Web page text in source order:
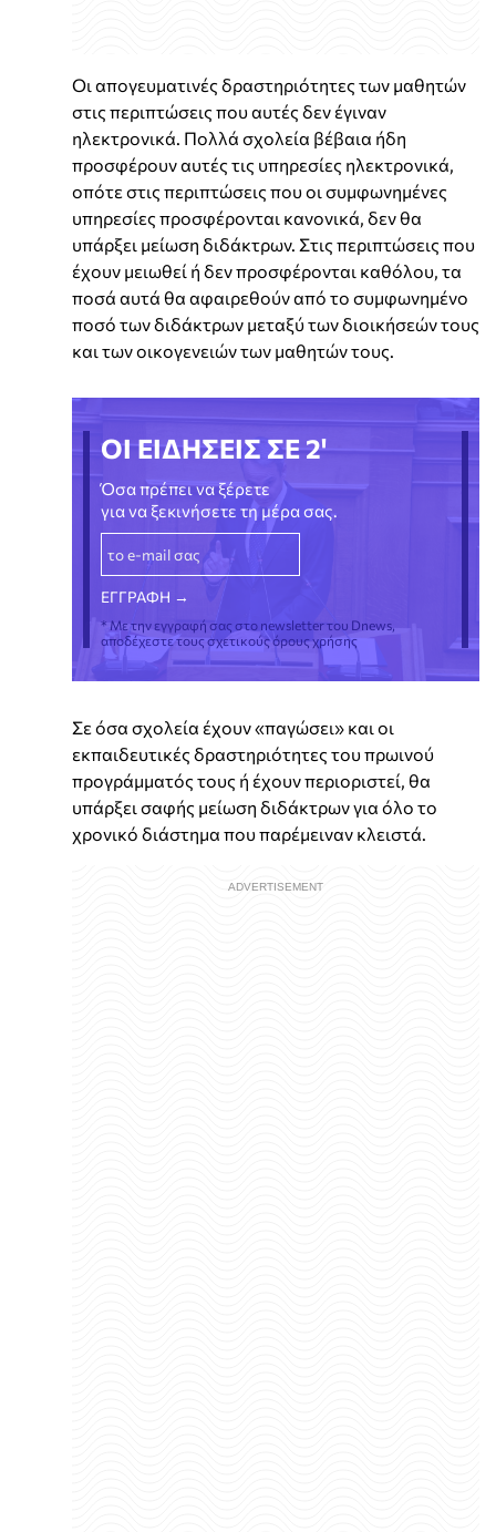
Οι απογευματινές δραστηριότητες των μαθητών
στις περιπτώσεις που αυτές δεν έγιναν
ηλεκτρονικά. Πολλά σχολεία βέβαια ήδη
προσφέρουν αυτές τις υπηρεσίες ηλεκτρονικά,
οπότε στις περιπτώσεις που οι συμφωνημένες
υπηρεσίες προσφέρονται κανονικά, δεν θα
υπάρξει μείωση διδάκτρων. Στις περιπτώσεις που
έχουν μειωθεί ή δεν προσφέρονται καθόλου, τα
ποσά αυτά θα αφαιρεθούν από το συμφωνημένο
ποσό των διδάκτρων μεταξύ των διοικήσεών τους
και των οικογενειών των μαθητών τους.
ΟΙ ΕΙΔΗΣΕΙΣ ΣΕ 2'
Όσα πρέπει να ξέρετε
για να ξεκινήσετε τη μέρα σας.
* Με την εγγραφή σας στο newsletter του Dnews,
αποδέχεστε τους σχετικούς όρους χρήσης
Σε όσα σχολεία έχουν «παγώσει» και οι
εκπαιδευτικές δραστηριότητες του πρωινού
προγράμματός τους ή έχουν περιοριστεί, θα
υπάρξει σαφής μείωση διδάκτρων για όλο το
χρονικό διάστημα που παρέμειναν κλειστά.